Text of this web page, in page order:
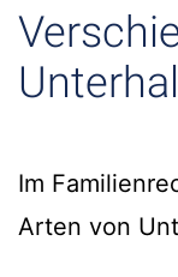
Im
Arten von